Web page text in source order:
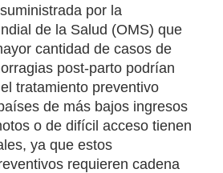
por la
de la Salud (OMS) que
cantidad de casos de
post-parto podrían
tratamiento preventivo
de más bajos ingresos
o de difícil acceso tienen
ya que estos
requieren cadena